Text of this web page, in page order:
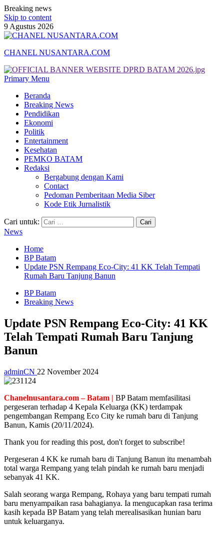
Breaking news
Skip to content
9 Agustus 2026
CHANEL NUSANTARA.COM
Primary Menu
Beranda
Breaking News
Pendidikan
Ekonomi
Politik
Entertainment
Kesehatan
PEMKO BATAM
Redaksi
Bergabung dengan Kami
Contact
Pedoman Pemberitaan Media Siber
Kode Etik Jurnalistik
Cari untuk:
News
Home
BP Batam
Update PSN Rempang Eco-City: 41 KK Telah Tempati
Rumah Baru Tanjung Banun
BP Batam
Breaking News
Update PSN Rempang Eco-City: 41 KK
Telah Tempati Rumah Baru Tanjung
Banun
adminCN 22 November 2024
Chanelnusantara.com – Batam | BP Batam memfasilitasi
pergeseran terhadap 4 Kepala Keluarga (KK) terdampak
pengembangan Rempang Eco City ke rumah baru di Tanjung
Banun, Kamis (20/11/2024).
Thank you for reading this post, don't forget to subscribe!
Pergeseran 4 KK ke rumah baru di Tanjung Banun itu menambah
total warga Rempang yang telah pindah ke rumah baru menjadi
sebanyak 41 KK.
Salah seorang warga Rempang, Rohaya yang baru tempati rumah
baru menyampaikan rasa bahagianya. Ia mengucapkan rasa terima
kasih kepada BP Batam yang telah merealisasikan hunian baru
untuk keluarganya.